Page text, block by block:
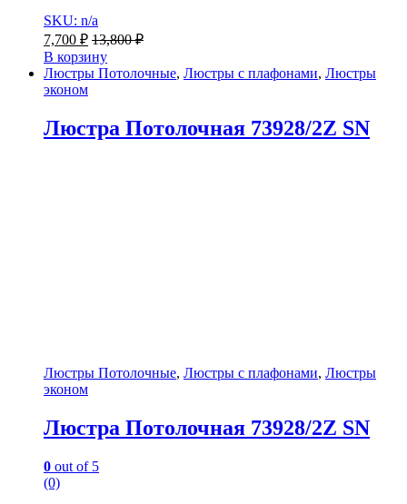
SKU: n/a
7,700 ₽ 13,800₽
В корзину
Люстры Потолочные, Люстры с плафонами, Люстры
эконом
Люстра Потолочная 73928/2Z SN
Люстры Потолочные, Люстры с плафонами, Люстры
эконом
Люстра Потолочная 73928/2Z SN
0 out of 5
(0)